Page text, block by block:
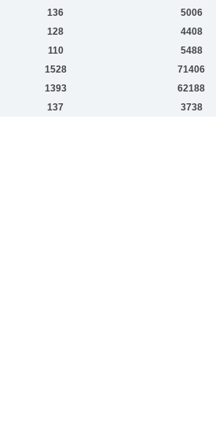
136 5006
128 4408
110 5488
1528 71406
1393 62188
137 3738